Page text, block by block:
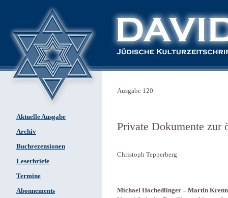
Aktuelle Ausgabe
Archiv
Buchrezensionen
Leserbriefe
Termine
Abonnements
Ausgabe 120
Private Dokumente zur
Christoph Tepperberg
Michael Hochedlinger – Martin